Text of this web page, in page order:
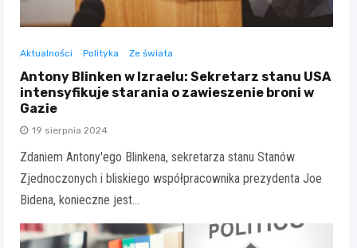
Aktualności Polityka Ze świata
Antony Blinken w Izraelu: Sekretarz stanu USA
intensyfikuje starania o zawieszenie broni w
Gazie
19 sierpnia 2024
Zdaniem Antony'ego Blinkena, sekretarza stanu Stanów
Zjednoczonych i bliskiego współpracownika prezydenta Joe
Bidena, konieczne jest…